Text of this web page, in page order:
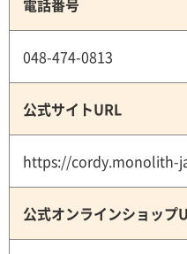
電話番号
048-474-0813
公式サイトURL
https://cordy.monolith-
公式オンラインショップ